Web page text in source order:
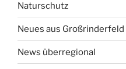
Naturschutz
Neues aus Großrinderfeld
News überregional